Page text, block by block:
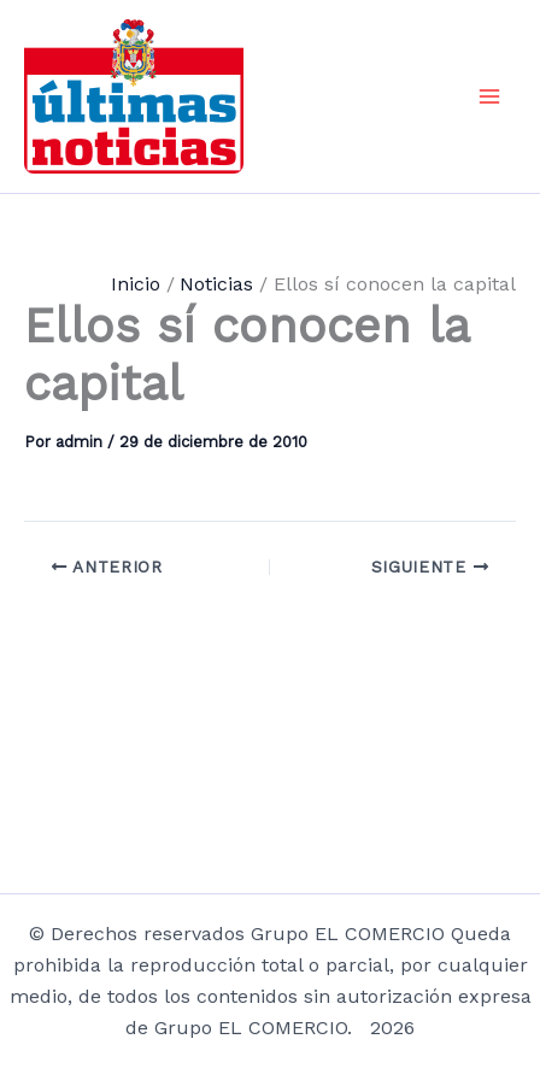
contenido
Inicio Noticias Ellos sí conocen la capital
Ellos sí conocen la
capital
Por admin / 29 de diciembre de 2010
ANTERIOR SIGUIENTE
© Derechos reservados Grupo EL COMERCIO Queda
prohibida la reproducción total o parcial, por cualquier
medio, de todos los contenidos sin autorización expresa
de Grupo EL COMERCIO. 2026